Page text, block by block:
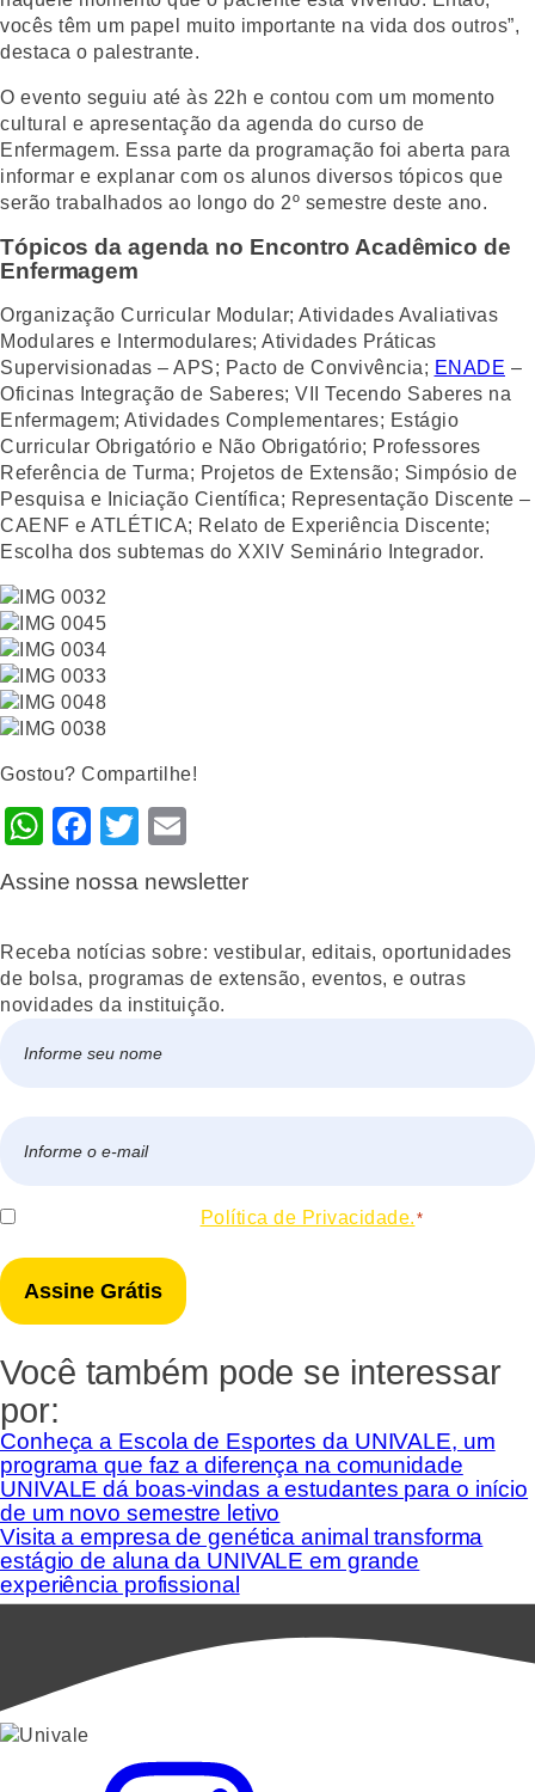
vocês têm um papel muito importante na vida dos outros”,
destaca o palestrante.
O evento seguiu até às 22h e contou com um momento
cultural e apresentação da agenda do curso de
Enfermagem. Essa parte da programação foi aberta para
informar e explanar com os alunos diversos tópicos que
serão trabalhados ao longo do 2º semestre deste ano.
Tópicos da agenda no Encontro Acadêmico de
Enfermagem
Organização Curricular Modular; Atividades Avaliativas
Modulares e Intermodulares; Atividades Práticas
Supervisionadas – APS; Pacto de Convivência; ENADE –
Oficinas Integração de Saberes; VII Tecendo Saberes na
Enfermagem; Atividades Complementares; Estágio
Curricular Obrigatório e Não Obrigatório; Professores
Referência de Turma; Projetos de Extensão; Simpósio de
Pesquisa e Iniciação Científica; Representação Discente –
CAENF e ATLÉTICA; Relato de Experiência Discente;
Escolha dos subtemas do XXIV Seminário Integrador.
Gostou? Compartilhe!
WhatsApp
Facebook
Twitter
Assine nossa newsletter
Receba notícias sobre: vestibular, editais, oportunidades
de bolsa, programas de extensão, eventos, e outras
novidades da instituição.
mail
Consentir Política de Privacidade. *
Você também pode se interessar
por:
Conheça a Escola de Esportes da UNIVALE, um
programa que faz a diferença na comunidade
UNIVALE dá boas-vindas a estudantes para o início
de um novo semestre letivo
Visita a empresa de genética animal transforma
estágio de aluna da UNIVALE em grande
experiência profissional